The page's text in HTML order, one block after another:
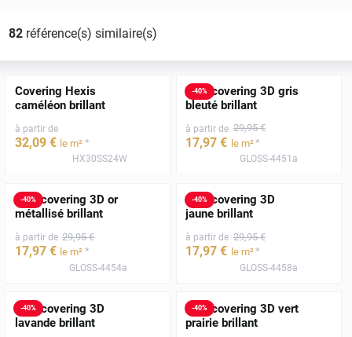
82référence(s) similaire(s)
Covering Hexis
caméléon brillant
à partir de
32,09 € le m² *
HX30SS24W
-40%
Film covering 3D gris
bleuté brillant
à partir de 29,95 €
17,97 € le m²*
GLOSS-4451a
-40%
Film covering 3D or
métallisé brillant
à partir de 29,95 €
17,97 € le m² *
GLOSS-4454a
-40%
Film covering 3D
jaune brillant
à partir de 29,95 €
17,97 € le m²*
GLOSS-4458a
-40%
Film covering 3D
lavande brillant
-40%
Film covering 3D vert
prairie brillant